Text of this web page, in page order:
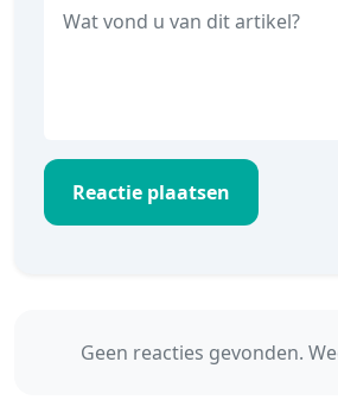
Reactie plaatsen
Geen reacties gevonden.